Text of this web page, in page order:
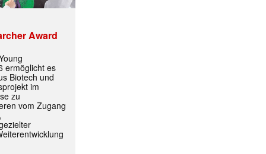
Award
ermöglicht es
Biotech und
im
zu
vom Zugang